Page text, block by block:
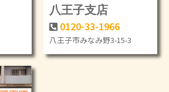
八王子支店
0120-33-1966
八王子市みなみ野3-15-3